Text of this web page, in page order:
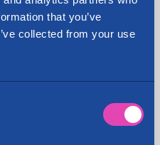
that you’ve
collected from your use
kovimmat näytöt
ja uusi
ja tukee hyvin
kertoo
suurin